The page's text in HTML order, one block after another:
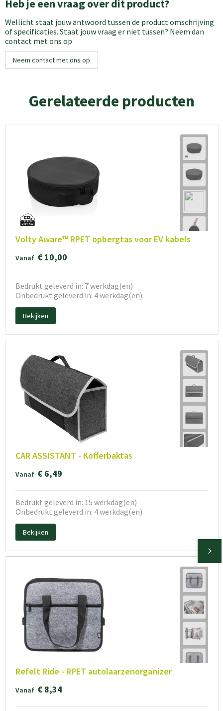
Heb je een vraag over dit product?
Wellicht staat jouw antwoord tussen de product omschrijving
of specificaties. Staat jouw vraag er niet tussen? Neem dan
contact met ons op
Neem contact met ons op
Gerelateerde producten
Volty Aware™ RPET opbergtas voor EV kabels
Vanaf € 10,00
Bedrukt geleverd in: 7 werkdag(en)
Onbedrukt geleverd in: 4 werkdag(en)
Bekijken
CAR ASSISTANT - Kofferbaktas
Vanaf € 6,49
Bedrukt geleverd in: 15 werkdag(en)
Onbedrukt geleverd in: 4 werkdag(en)
Bekijken
Refelt Ride - RPET autolaarzenorganizer
Vanaf € 8,34